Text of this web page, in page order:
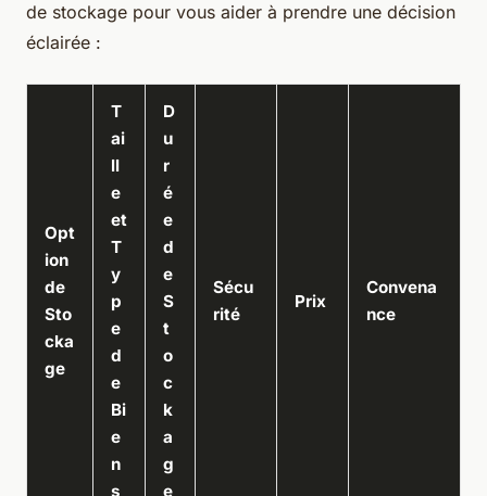
de stockage pour vous aider à prendre une décision
éclairée :
Opt
ion
de
Sto
cka
ge
T
ai
ll
e
et
T
y
p
e
d
e
Bi
e
n
s
D
u
r
é
e
d
e
S
t
o
c
k
a
g
e
Sécu
rité
Prix
Convena
nce